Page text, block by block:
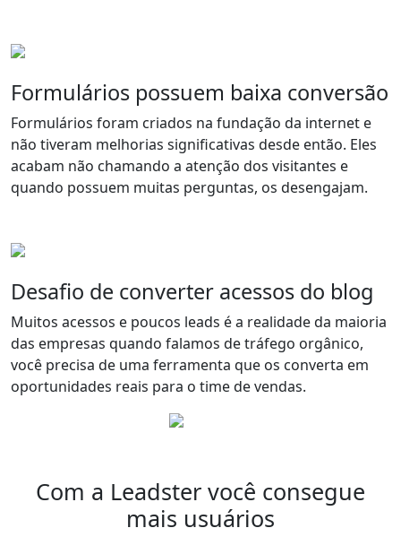
Formulários possuem baixa conversão
Formulários foram criados na fundação da internet e
não tiveram melhorias significativas desde então. Eles
acabam não chamando a atenção dos visitantes e
quando possuem muitas perguntas, os desengajam.
Desafio de converter acessos do blog
Muitos acessos e poucos leads é a realidade da maioria
das empresas quando falamos de tráfego orgânico,
você precisa de uma ferramenta que os converta em
oportunidades reais para o time de vendas.
Com a Leadster você consegue
mais usuários